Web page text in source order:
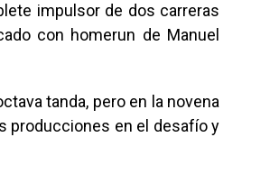
impulsor de dos carreras
con homerun de Manuel
tanda, pero en la novena
producciones en el desafío y